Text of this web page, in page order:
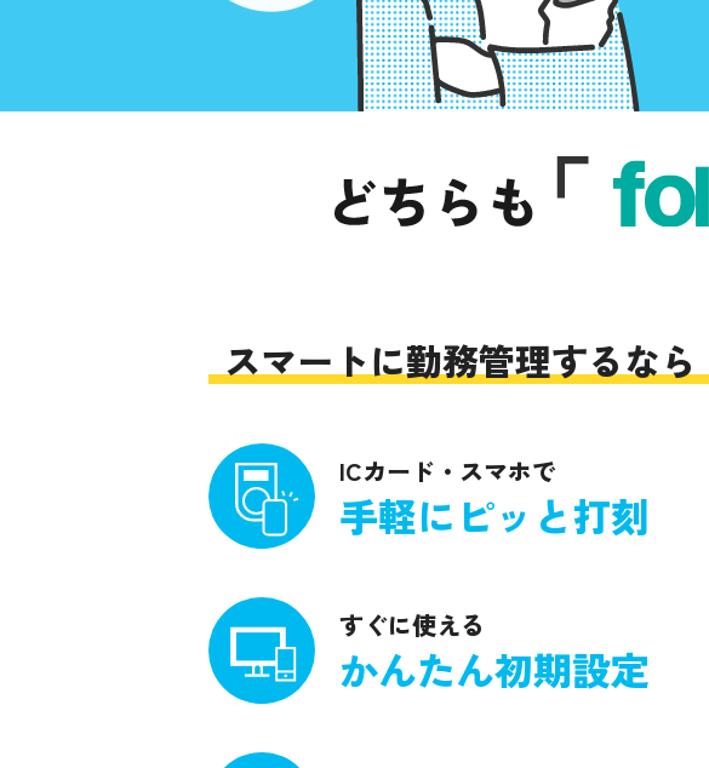
スマートに勤務管理するなら
ICカード・スマホで
手軽にピッと打刻
すぐに使える
かんたん初期設定